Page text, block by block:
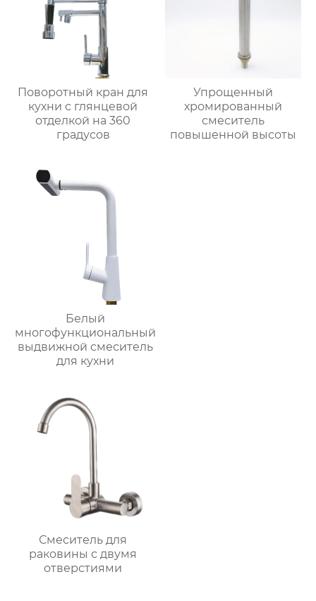
Поворотный кран для
кухни с глянцевой
отделкой на 360
градусов
Упрощенный
хромированный
смеситель
повышенной высоты
Белый
многофункциональный
выдвижной смеситель
для кухни
Смеситель для
раковины с двумя
отверстиями